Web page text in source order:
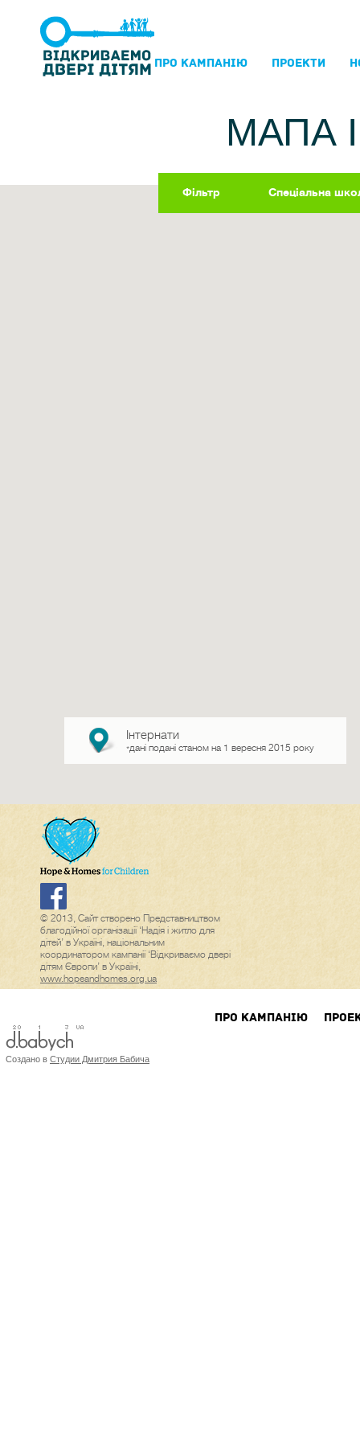
ПРО КАМПАНIЮ ПРОЕКТИ
МАПА
Фільтр Спеціальна
Інтернати
*дані подані станом на 1 вересня 2015 року
© 2013, Сайт створено Представництвом
благодійної організації ‘Надія і житло для
дітей’ в Україні, національним
координатором кампанії ‘Відкриваємо двері
дітям Європи’ в Україні,
www.hopeandhomes.org.ua
ПРО КАМПАНIЮ
Создано в Студии Дмитрия Бабича